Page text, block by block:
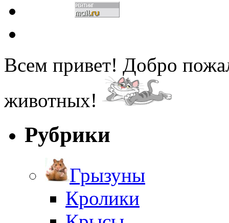
Всем привет! Добро
животных!
Рубрики
Грызуны
Кролики